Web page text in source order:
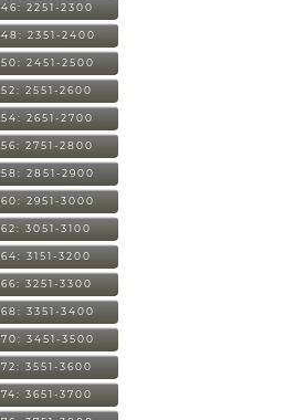
46: 2251-2300
48: 2351-2400
50: 2451-2500
52: 2551-2600
54: 2651-2700
56: 2751-2800
58: 2851-2900
60: 2951-3000
62: 3051-3100
64: 3151-3200
66: 3251-3300
68: 3351-3400
70: 3451-3500
72: 3551-3600
74: 3651-3700